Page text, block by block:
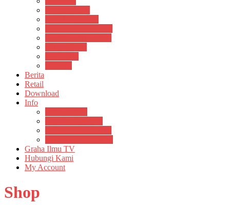
Berita
Retail
Download
Info
Graha Ilmu TV
Hubungi Kami
My Account
Shop